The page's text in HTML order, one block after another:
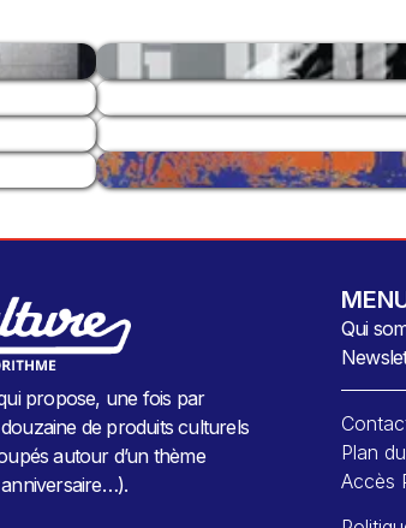
propose, une fois par
de produits culturels
autour d’un thème
Qui
Plan
Accès